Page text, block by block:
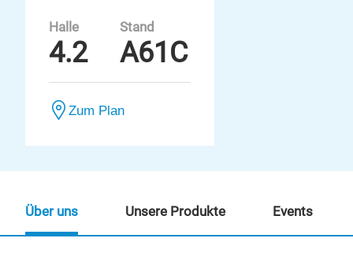
Halle
4.2
Stand
A61C
Zum Plan
Über uns Unsere Produkte Events